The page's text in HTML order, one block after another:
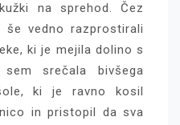
na sprehod. Čez
vedno razprostirali
ki je mejila dolino s
srečala bivšega
ki je ravno kosil
in pristopil da sva